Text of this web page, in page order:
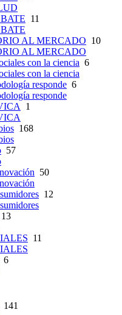
11
AL MERCADO 10
AL MERCADO
con la ciencia 6
con la ciencia
responde 6
responde
1
168
57
50
12
13
11
6
141